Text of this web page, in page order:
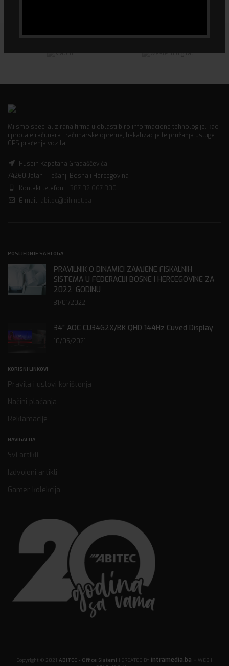
Mi smo specijalizirana firma u oblasti biro informacione tehnologije, kao
i prodaje računara i računarske opreme, fiskalizacije te pružanja usluge
GPS praćenja vozila.
Husein Kapetana Gradaščevića,
74260 Jelah - Tešanj, Bosna i Hercegovina
Kontakt telefon: +387 32 667 300
E-mail: abitec@bih.net.ba
POSLJEDNJE SA BLOGA
PRAVILNIK O DINAMICI ZAMJENE FISKALNIH
SISTEMA U FEDERACIJI BOSNE I HERCEGOVINE ZA
2022. GODINU
31/01/2022
34” AOC CU34G2X/BK QHD 144Hz Cuved Display
10/05/2021
KORISNI LINKOVI
Pravila i uslovi korištenja
Načini plaćanja
Reklamacije
NAVIGACIJA
Svi artikli
Izdvojeni artikli
Gamer kolekcija
Copyright © 2021 ABITEC - Office Sistemi | CREATED BY intramedia.ba - WEB |